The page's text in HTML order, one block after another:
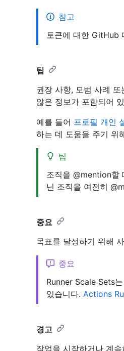
참고
토큰에 대한 GitHub
팁
권장 사항, 모범 사례
않은 정보가 포함되어
예를 들어 프로필 개인
하는 데 도움을 주기 위
팁
조직을 @mention할
닌 조직을 여전히
중요
목표를 달성하기 위해
중요
Runner Scale Sets
있습니다. Actions
경고
작업을 시작하거나 계